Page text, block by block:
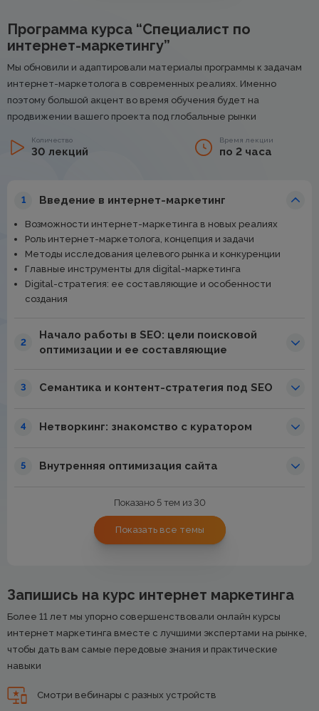
Программа курса “Специалист по
интернет-маркетингу”
Мы обновили и адаптировали материалы программы к задачам
интернет-маркетолога в современных реалиях. Именно
поэтому большой акцент во время обучения будет на
продвижении вашего проекта под глобальные рынки
Количество
30 лекций
Время лекции
по 2 часа
1 Введение в интернет-маркетинг
Возможности интернет-маркетинга в новых реалиях
Роль интернет-маркетолога, концепция и задачи
Методы исследования целевого рынка и конкуренции
Главные инструменты для digital-маркетинга
Digital-стратегия: ее составляющие и особенности
создания
2
Начало работы в SEO: цели поисковой
оптимизации и ее составляющие
3 Семантика и контент-стратегия под SEO
4 Нетворкинг: знакомство с куратором
5 Внутренняя оптимизация сайта
Показано 5 тем из 30
Показать все темы
Запишись на курс интернет маркетинга
Более 11 лет мы упорно совершенствовали онлайн курсы
интернет маркетинга вместе с лучшими экспертами на рынке,
чтобы дать вам самые передовые знания и практические
навыки
Смотри вебинары с разных устройств